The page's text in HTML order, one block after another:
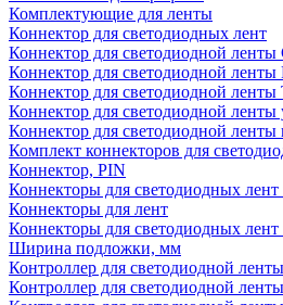
Комплектующие для ленты
Коннектор для светодиодных лент
Коннектор для светодиодной ленты
Коннектор для светодиодной ленты
Коннектор для светодиодной
Коннектор для светодиодной ленты
Коннектор для светодиодной ленты
Комплект коннекторов для
Коннектор, PIN
Коннекторы для светодиодных
Коннекторы для лент
Коннекторы для светодиодных
Ширина подложки, мм
Контроллер для светодиодной ленты
Контроллер для светодиодной